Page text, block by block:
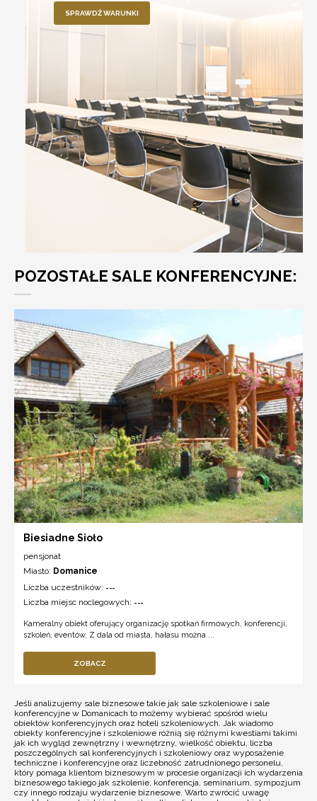
SPRAWDŹ WARUNKI
POZOSTAŁE SALE KONFERENCYJNE:
Biesiadne Sioło
pensjonat
Miasto: Domanice
Liczba uczestników: ---
Liczba miejsc noclegowych: ---
Kameralny obiekt oferujący organizację spotkań firmowych, konferencji,
szkoleń, eventów. Z dala od miasta, hałasu można ...
ZOBACZ
Jeśli analizujemy sale biznesowe takie jak sale szkoleniowe i sale
konferencyjne w Domanicach to możemy wybierać spośród wielu
obiektów konferencyjnych oraz hoteli szkoleniowych. Jak wiadomo
obiekty konferencyjne i szkoleniowe różnią się różnymi kwestiami takimi
jak ich wygląd zewnętrzny i wewnętrzny, wielkość obiektu, liczba
poszczególnych sal konferencyjnych i szkoleniowy oraz wyposażenie
techniczne i konferencyjne oraz liczebność zatrudnionego personelu,
który pomaga klientom biznesowym w procesie organizacji ich wydarzenia
biznesowego takiego jak szkolenie, konferencja, seminarium, sympozjum
czy innego rodzaju wydarzenie biznesowe. Warto zwrócić uwagę